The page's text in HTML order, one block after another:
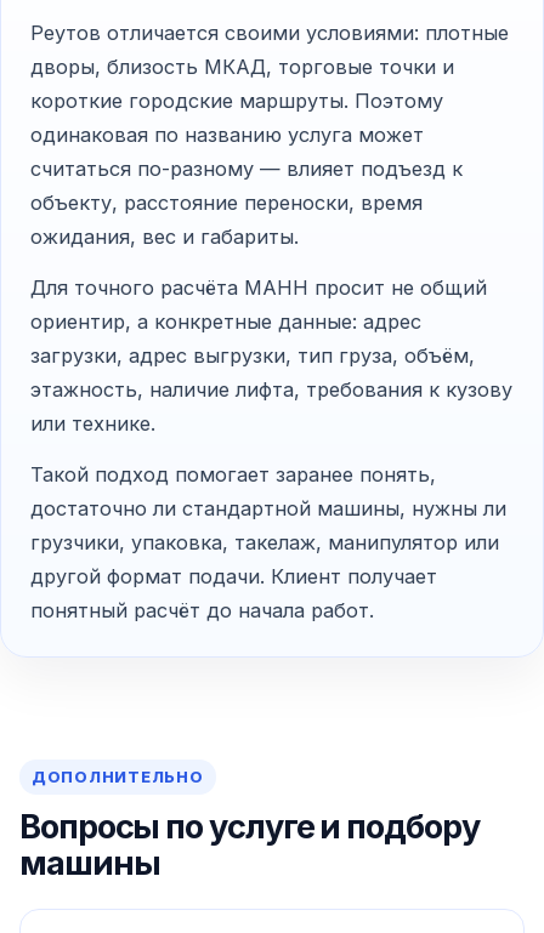
Реутов отличается своими условиями: плотные
дворы, близость МКАД, торговые точки и
короткие городские маршруты. Поэтому
одинаковая по названию услуга может
считаться по-разному — влияет подъезд к
объекту, расстояние переноски, время
ожидания, вес и габариты.
Для точного расчёта МАНН просит не общий
ориентир, а конкретные данные: адрес
загрузки, адрес выгрузки, тип груза, объём,
этажность, наличие лифта, требования к кузову
или технике.
Такой подход помогает заранее понять,
достаточно ли стандартной машины, нужны ли
грузчики, упаковка, такелаж, манипулятор или
другой формат подачи. Клиент получает
понятный расчёт до начала работ.
ДОПОЛНИТЕЛЬНО
Вопросы по услуге и подбору
машины